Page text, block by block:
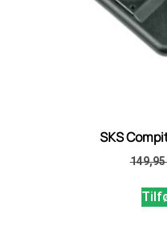
SKS
149,95